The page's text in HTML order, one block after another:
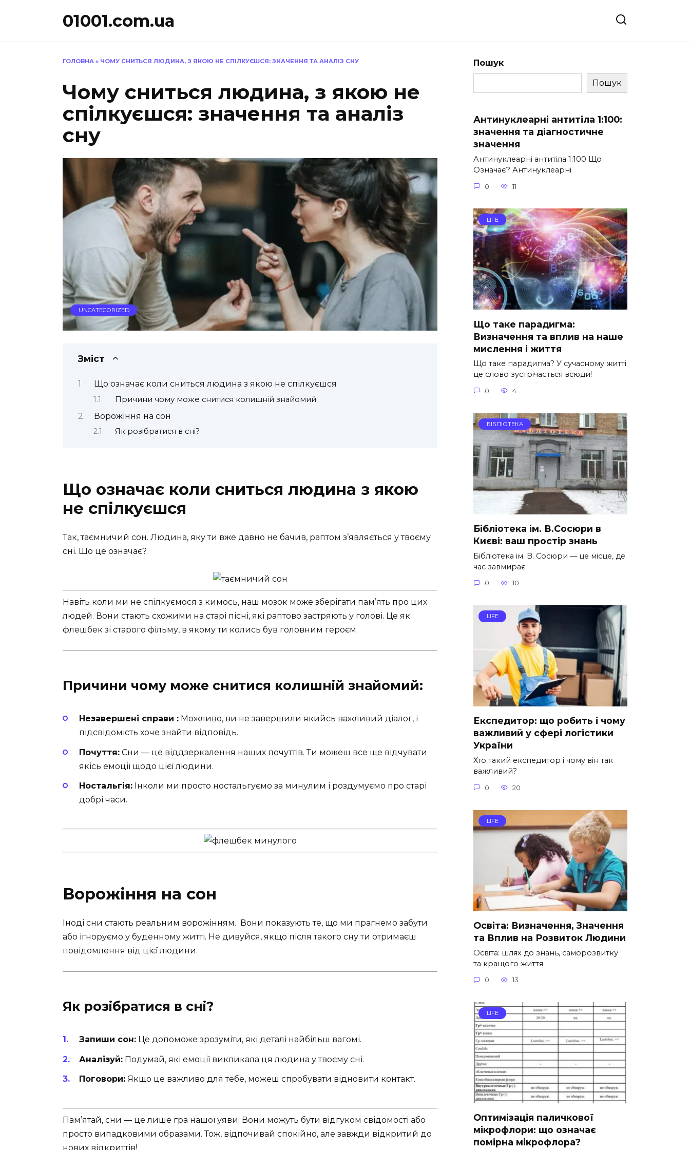
01001.com.ua
ГОЛОВНА » ЧОМУ СНИТЬСЯ ЛЮДИНА, З ЯКОЮ НЕ СПІЛКУЄШСЯ: ЗНАЧЕННЯ ТА АНАЛІЗ СНУ
Чому сниться людина, з якою не
спілкуєшся: значення та аналіз
сну
UNCATEGORIZED
Зміст
Що означає коли сниться людина з якою не спілкуєшся
Причини чому може снитися колишній знайомий:
Ворожіння на сон
Як розібратися в сні?
Що означає коли сниться людина з якою
не спілкуєшся
Так, таємничий сон. Людина, яку ти вже давно не бачив, раптом з’являється у твоєму
сні. Що це означає?
Навіть коли ми не спілкуємося з кимось, наш мозок може зберігати пам’ять про цих
людей. Вони стають схожими на старі пісні, які раптово застряють у голові. Це як
флешбек зі старого фільму, в якому ти колись був головним героєм.
Причини чому може снитися колишній знайомий:
Незавершені справи : Можливо, ви не завершили якийсь важливий діалог, і
підсвідомість хоче знайти відповідь.
Почуття: Сни — це віддзеркалення наших почуттів. Ти можеш все ще відчувати
якісь емоції щодо цієї людини.
Ностальгія: Інколи ми просто ностальгуємо за минулим і роздумуємо про старі
добрі часи.
Ворожіння на сон
Іноді сни стають реальним ворожінням. ️ Вони показують те, що ми прагнемо забути
або ігноруємо у буденному житті. Не дивуйся, якщо після такого сну ти отримаєш
повідомлення від цієї людини.
Як розібратися в сні?
Запиши сон: Це допоможе зрозуміти, які деталі найбільш вагомі.
Аналізуй: Подумай, які емоції викликала ця людина у твоєму сні.
Поговори: Якщо це важливо для тебе, можеш спробувати відновити контакт.
Пам’ятай, сни — це лише гра нашої уяви. Вони можуть бути відгуком свідомості або
просто випадковими образами. Тож, відпочивай спокійно, але завжди відкритий до
нових відкриттів!
Пошук
Пошук
Антинуклеарні антитіла 1:100:
значення та діагностичне
значення
Антинуклеарні антитіла 1:100 Що
Означає? Антинуклеарні
0 11
LIFE
Що таке парадигма:
Визначення та вплив на наше
мислення і життя
Що таке парадигма? У сучасному житті
це слово зустрічається всюди!
0 4
БІБЛІОТЕКА
Бібліотека ім. В.Сосюри в
Києві: ваш простір знань
Бібліотека ім. В. Сосюри — це місце, де
час завмирає
0 10
LIFE
Експедитор: що робить і чому
важливий у сфері логістики
України
Хто такий експедитор і чому він так
важливий?
0 20
LIFE
Освіта: Визначення, Значення
та Вплив на Розвиток Людини
Освіта: шлях до знань, саморозвитку
та кращого життя
0 13
LIFE
Оптимізація паличкової
мікрофлори: що означає
помірна мікрофлора?